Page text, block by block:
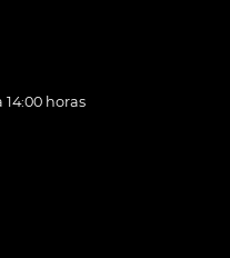
14:00 horas